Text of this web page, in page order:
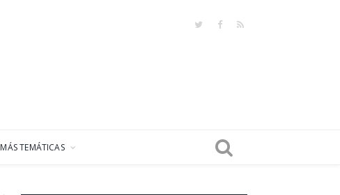
TwitterFacebook
RSS
MÁS TEMÁTICAS